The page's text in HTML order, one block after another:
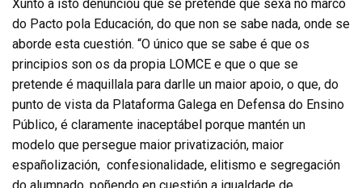
Xunto a isto denunciou que se pretende que sexa no marco
do Pacto pola Educación, do que non se sabe nada, onde se
aborde esta cuestión. “O único que se sabe é que os
principios son os da propia LOMCE e que o que se
pretende é maquillala para darlle un maior apoio, o que, do
punto de vista da Plataforma Galega en Defensa do Ensino
Público, é claramente inaceptábel porque mantén un
modelo que persegue maior privatización, maior
españolización, confesionalidade, elitismo e segregación